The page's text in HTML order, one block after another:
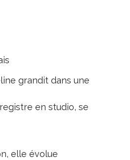
grandit dans une
en studio, se
elle évolue